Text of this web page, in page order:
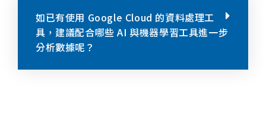
如已有使用 Google Cloud 的資料處理工
具，建議配合哪些 AI 與機器學習工具進一步
分析數據呢？